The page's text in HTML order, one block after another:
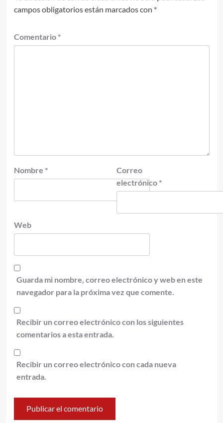
campos obligatorios están marcados con *
Comentario *
Nombre *
Correo
electrónico *
Web
Guarda mi nombre, correo electrónico y web en este
navegador para la próxima vez que comente.
Recibir un correo electrónico con los siguientes
comentarios a esta entrada.
Recibir un correo electrónico con cada nueva
entrada.